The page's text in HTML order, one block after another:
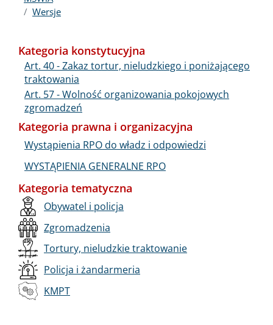
Wersje
Kategoria konstytucyjna
Art. 40 - Zakaz tortur, nieludzkiego i poniżającego
traktowania
Art. 57 - Wolność organizowania pokojowych
zgromadzeń
Kategoria prawna i organizacyjna
Wystąpienia RPO do władz i odpowiedzi
WYSTĄPIENIA GENERALNE RPO
Kategoria tematyczna
Obywatel i policja
Zgromadzenia
Tortury, nieludzkie traktowanie
Policja i żandarmeria
KMPT